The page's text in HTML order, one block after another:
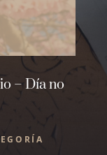
– Día no